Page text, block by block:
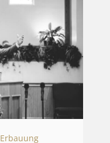
Erbauung